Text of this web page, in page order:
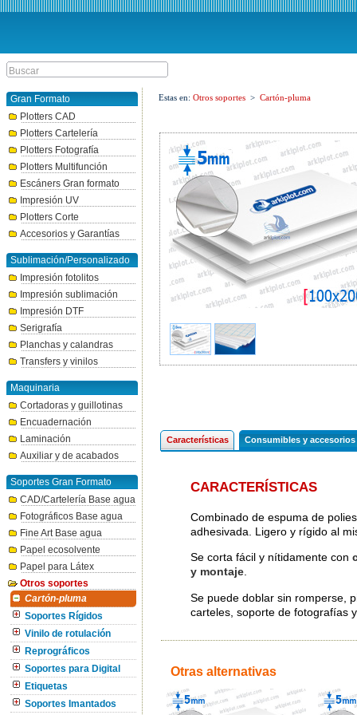
Gran Formato
Plotters CAD
Plotters Cartelería
Plotters Fotografía
Plotters Multifunción
Escáners Gran formato
Impresión UV
Plotters Corte
Accesorios y Garantías
Sublimación/Personalizado
Impresión fotolitos
Impresión sublimación
Impresión DTF
Serigrafía
Planchas y calandras
Transfers y vinilos
Maquinaria
Cortadoras y guillotinas
Encuadernación
Laminación
Auxiliar y de acabados
Soportes Gran Formato
CAD/Cartelería Base agua
Fotográficos Base agua
Fine Art Base agua
Papel ecosolvente
Papel para Látex
Otros soportes
Cartón-pluma
Soportes Rígidos
Vinilo de rotulación
Reprográficos
Soportes para Digital
Etiquetas
Soportes Imantados
Estas en: Otros soportes > Cartón-pluma
Características Consumibles y accesorios
CARACTERÍSTICAS
Combinado de espuma de
adhesivada. Ligero y rígido al
Se corta fácil y nítidamente con
y montaje.
Se puede doblar sin romperse,
carteles, soporte de fotografías
Otras alternativas